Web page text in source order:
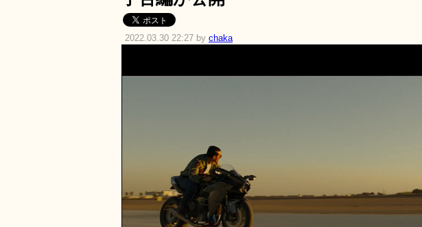
2022.03.30 22:27 by chaka